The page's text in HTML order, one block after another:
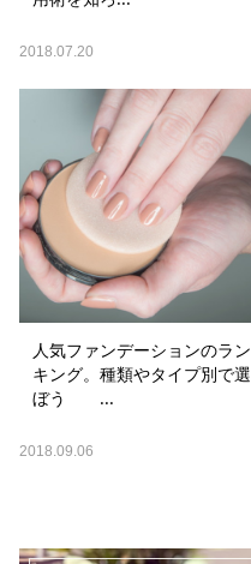
2018.07.20
人気ファンデーションのラン
キング。種類やタイプ別で選
ぼう ...
2018.09.06